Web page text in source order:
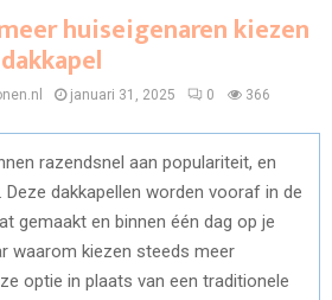
huiseigenaren kiezen
januari 31, 2025 0 366
razendsnel aan populariteit, en
dakkapellen worden vooraf in de
gemaakt en binnen één dag op je
waarom kiezen steeds meer
optie in plaats van een traditionele